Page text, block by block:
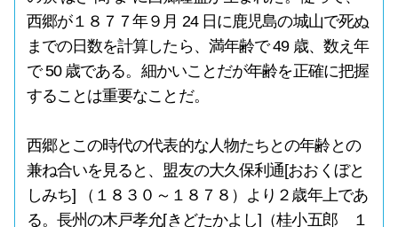
西郷が１８７７年９月 24 日に鹿児島の城山で死ぬ
までの日数を計算したら、満年齢で 49 歳、数え年
で 50 歳である。細かいことだが年齢を正確に把握
することは重要なことだ。
西郷とこの時代の代表的な人物たちとの年齢との
兼ね合いを見ると、盟友の大久保利通[おおくぼと
しみち] （１８３０～１８７８）より２歳年上であ
る。長州の木戸孝允[きどたかよし]（桂小五郎 １